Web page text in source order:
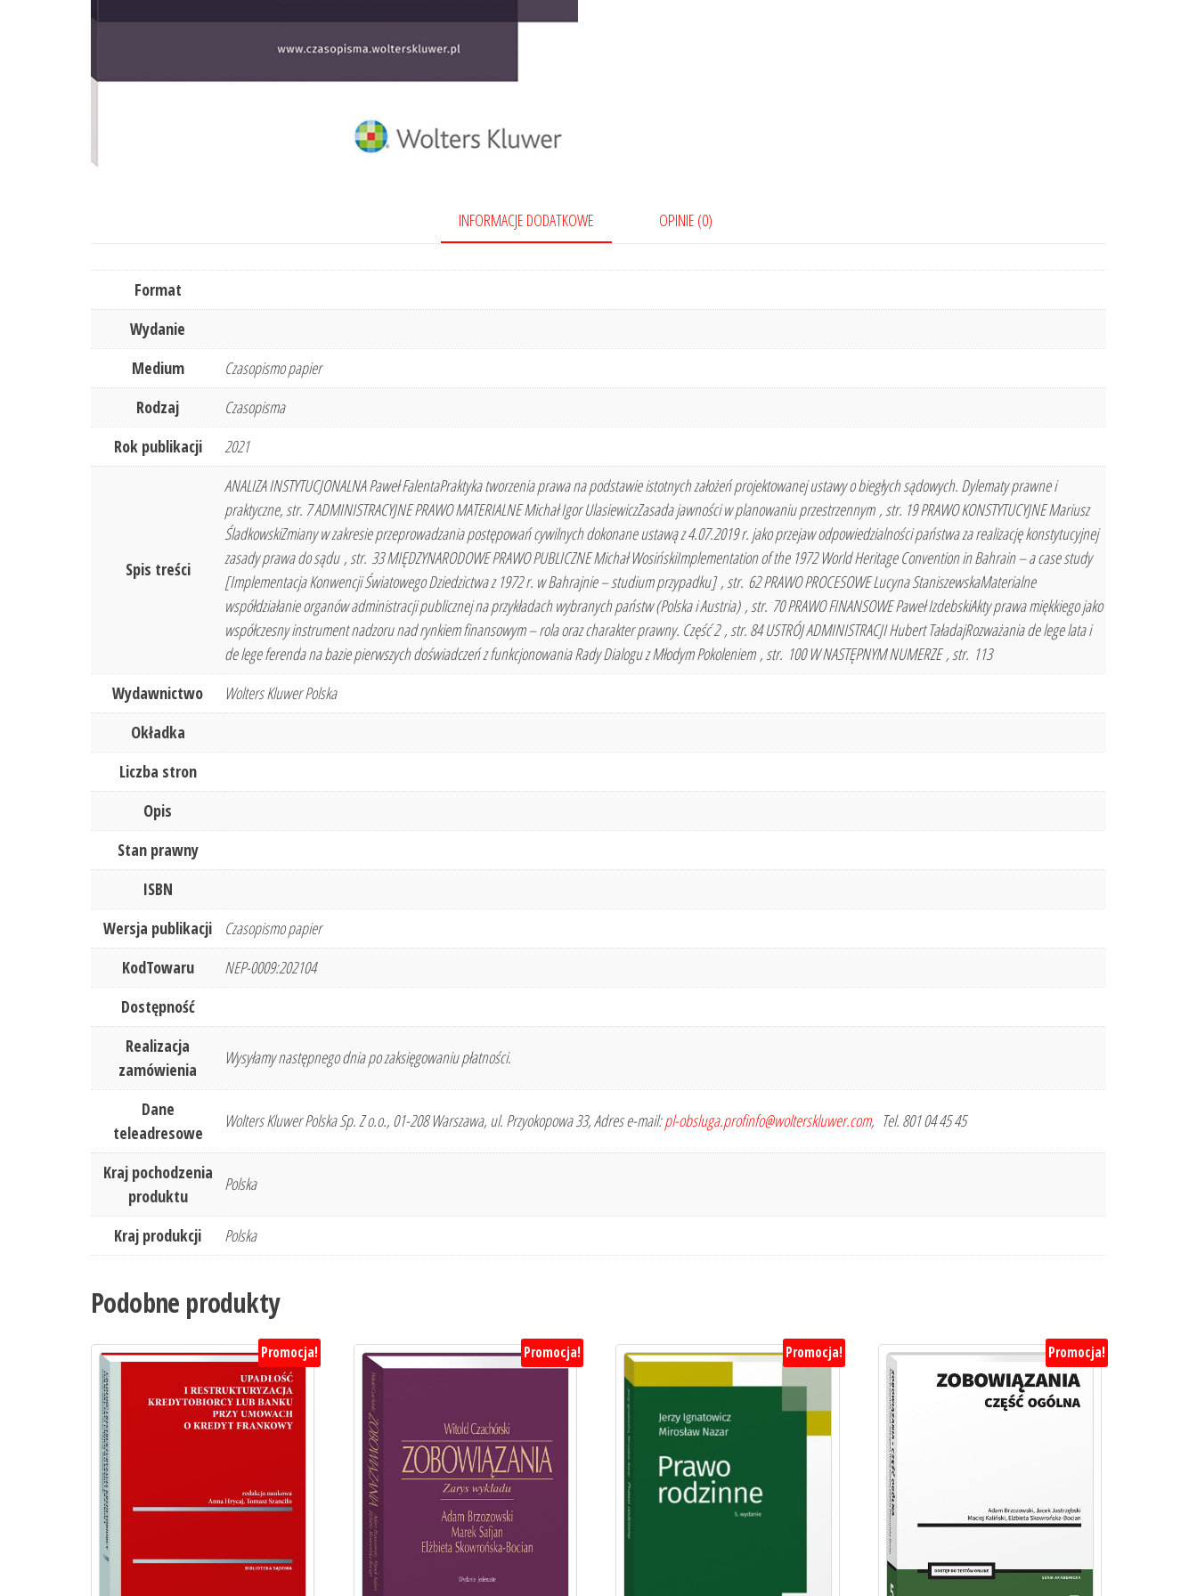
INFORMACJE DODATKOWE OPINIE (0)
Format
Wydanie
Medium
Czasopismo papier
Rodzaj
Czasopisma
Rok publikacji
2021
Spis treści
ANALIZA INSTYTUCJONALNA Paweł FalentaPraktyka tworzenia prawa na podstawie istotnych założeń projektowanej ustawy o biegłych sądowych. Dylematy prawne i
praktyczne, str. 7 ADMINISTRACYJNE PRAWO MATERIALNE Michał Igor UlasiewiczZasada jawności w planowaniu przestrzennym , str. 19 PRAWO KONSTYTUCYJNE Mariusz
ŚladkowskiZmiany w zakresie przeprowadzania postępowań cywilnych dokonane ustawą z 4.07.2019 r. jako przejaw odpowiedzialności państwa za realizację konstytucyjnej
zasady prawa do sądu , str. 33 MIĘDZYNARODOWE PRAWO PUBLICZNE Michał WosińskiImplementation of the 1972 World Heritage Convention in Bahrain – a case study
[Implementacja Konwencji Światowego Dziedzictwa z 1972 r. w Bahrajnie – studium przypadku] , str. 62 PRAWO PROCESOWE Lucyna StaniszewskaMaterialne
współdziałanie organów administracji publicznej na przykładach wybranych państw (Polska i Austria) , str. 70 PRAWO FINANSOWE Paweł IzdebskiAkty prawa miękkiego jako
współczesny instrument nadzoru nad rynkiem finansowym – rola oraz charakter prawny. Część 2 , str. 84 USTRÓJ ADMINISTRACJI Hubert TaładajRozważania de lege lata i
de lege ferenda na bazie pierwszych doświadczeń z funkcjonowania Rady Dialogu z Młodym Pokoleniem , str. 100 W NASTĘPNYM NUMERZE , str. 113
Wydawnictwo
Wolters Kluwer Polska
Okładka
Liczba stron
Opis
Stan prawny
ISBN
Wersja publikacji
Czasopismo papier
KodTowaru
NEP-0009:202104
Dostępność
Realizacja
zamówienia
Wysyłamy następnego dnia po zaksięgowaniu płatności.
Dane
teleadresowe
Wolters Kluwer Polska Sp. Z o.o., 01-208 Warszawa, ul. Przyokopowa 33, Adres e-mail:pl-obsluga.profinfo@wolterskluwer.com, Tel. 801 04 45 45
Kraj pochodzenia
produktu
Polska
Kraj produkcji Polska
Podobne produkty
Promocja! Promocja! Promocja! Promocja!